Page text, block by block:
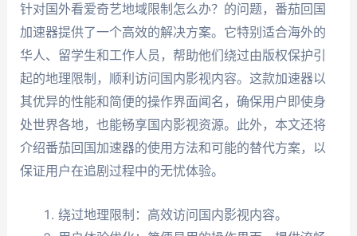
针对国外看爱奇艺地域限制怎么办？的问题，番茄回国
加速器提供了一个高效的解决方案。它特别适合海外的
华人、留学生和工作人员，帮助他们绕过由版权保护引
起的地理限制，顺利访问国内影视内容。这款加速器以
其优异的性能和简便的操作界面闻名，确保用户即使身
处世界各地，也能畅享国内影视资源。此外，本文还将
介绍番茄回国加速器的使用方法和可能的替代方案，以
保证用户在追剧过程中的无忧体验。
绕过地理限制：高效访问国内影视内容。